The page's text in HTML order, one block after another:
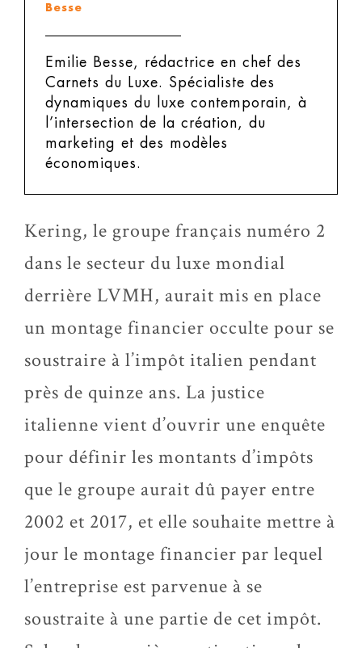
Besse
Emilie Besse, rédactrice en chef des
Carnets du Luxe.
Spécialiste des
dynamiques du luxe contemporain, à
l’intersection de la création, du
marketing et des modèles
économiques.
Kering, le groupe français numéro 2
dans le secteur du luxe mondial
derrière LVMH, aurait mis en place
un montage financier occulte pour se
soustraire à l’impôt italien pendant
près de quinze ans. La justice
italienne vient d’ouvrir une enquête
pour définir les montants d’impôts
que le groupe aurait dû payer entre
2002 et 2017, et elle souhaite mettre à
jour le montage financier par lequel
l’entreprise est parvenue à se
soustraite à une partie de cet impôt.